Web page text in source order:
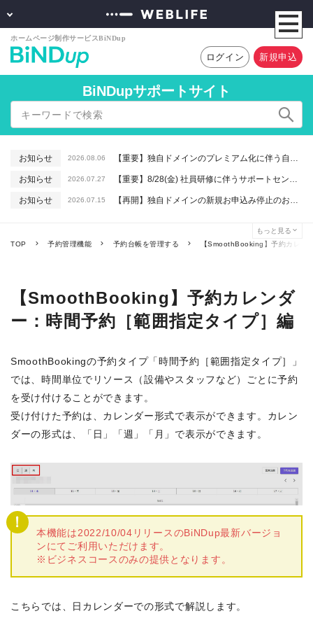
ログイン 新規申込
BiNDupサポートサイト
お知らせ 2026.08.06 【重要】独自ドメインのプレミアム化に伴う自動更新に関するお知らせ
お知らせ 2026.07.27 【重要】8/28(金) 社員研修に伴うサポートセンター休業のお知らせ
お知らせ 2026.07.15 【再開】独自ドメインの新規お申込み停止のお知らせ
もっと見る
TOP 予約管理機能 予約台帳を管理する 【SmoothBooking】予約カレン
【SmoothBooking】予約カレンダ
ー：時間予約［範囲指定タイプ］編
SmoothBookingの予約タイプ「時間予約［範囲指定タイプ］」
では、時間単位でリソース（設備やスタッフなど）ごとに予約
を受け付けることができます。
受け付けた予約は、カレンダー形式で表示ができます。カレン
ダーの形式は、「日」「週」「月」で表示ができます。
本機能は2022/10/04リリースのBiNDup最新バージョ
ンにてご利用いただけます。
※ビジネスコースのみの提供となります。
こちらでは、日カレンダーでの形式で解説します。